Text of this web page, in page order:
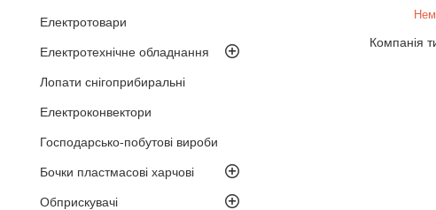
Електротовари
Електротехнічне обладнання
Лопати снігоприбиральні
Електроконвектори
Господарсько-побутові вироби
Бочки пластмасові харчові
Обприскувачі
Компанія